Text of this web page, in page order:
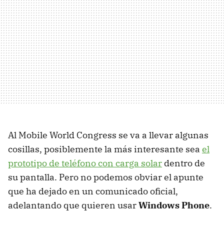
Al Mobile World Congress se va a llevar algunas
cosillas, posiblemente la más interesante sea el
prototipo de teléfono con carga solar dentro de
su pantalla. Pero no podemos obviar el apunte
que ha dejado en un comunicado oficial,
adelantando que quieren usarWindows Phone.